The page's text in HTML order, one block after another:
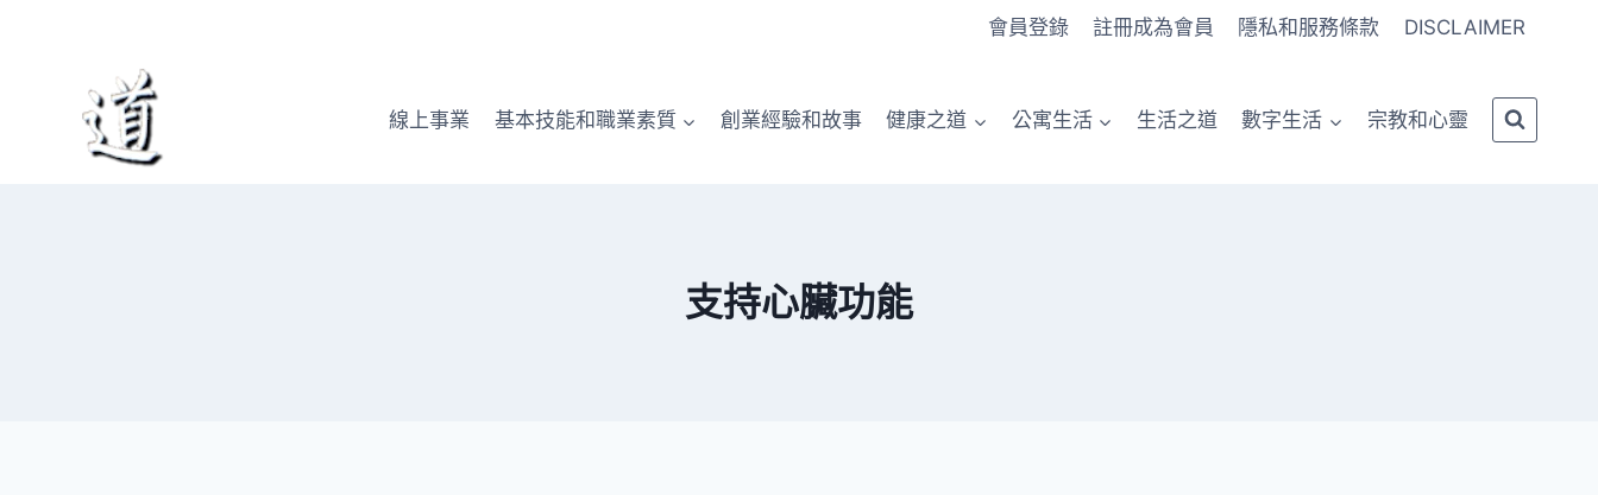
會員登錄 註冊成為會員 隱私和服務條款 DISCLAIMER
線上事業 基本技能和職業素質 創業經驗和故事 健康之道 公寓生活 生活之道 數字生活 宗教和心靈
支持心臟功能